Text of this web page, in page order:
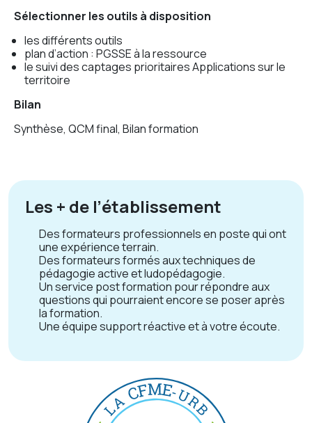
Sélectionner les outils à disposition
les différents outils
plan d’action : PGSSE à la ressource
le suivi des captages prioritaires Applications sur le
territoire
Bilan
Synthèse, QCM final, Bilan formation
Les + de l’établissement
Des formateurs professionnels en poste qui ont
une expérience terrain.
Des formateurs formés aux techniques de
pédagogie active et ludopédagogie.
Un service post formation pour répondre aux
questions qui pourraient encore se poser après
la formation.
Une équipe support réactive et à votre écoute.